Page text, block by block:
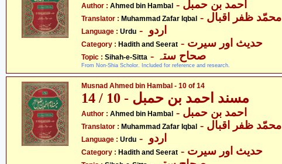
Author : Ahmed bin Hambal
Translator : Muhammad Zafar Iqbal - محمّد ظفر اقبال
Language : Urdu
Category : Hadith and Seerat - حدیث اور سیرت
Topic : Sihah-e-Sitta - صحاح ستہ
From Non-Shia Scholor. Included for reference and research.
Musnad Ahmed bin Hambal - 10 of 14
مسند احمد بن حمبل - 10 / 14
Author : Ahmed bin Hambal
Translator : Muhammad Zafar Iqbal - محمّد ظفر اقبال
Language : Urdu
Category : Hadith and Seerat - حدیث اور سیرت